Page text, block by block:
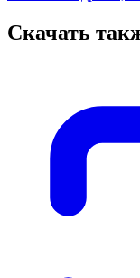
Скачать